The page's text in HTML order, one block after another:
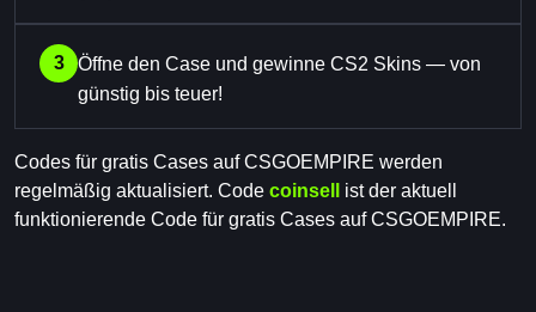
3
Öffne den Case und gewinne CS2 Skins — von
günstig bis teuer!
Codes für gratis Cases auf CSGOEMPIRE werden
regelmäßig aktualisiert. Code coinsell
ist der aktuell
funktionierende Code für gratis Cases auf CSGOEMPIRE.